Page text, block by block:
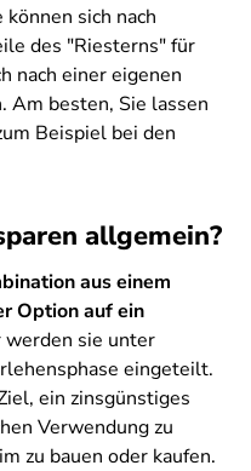
sich nach
des "Riesterns" für
nach einer eigenen
besten, Sie lassen
Beispiel bei den
allgemein?
aus einem
Option auf ein
werden sie unter
eingeteilt.
ein zinsgünstiges
Verwendung zu
zu bauen oder kaufen.